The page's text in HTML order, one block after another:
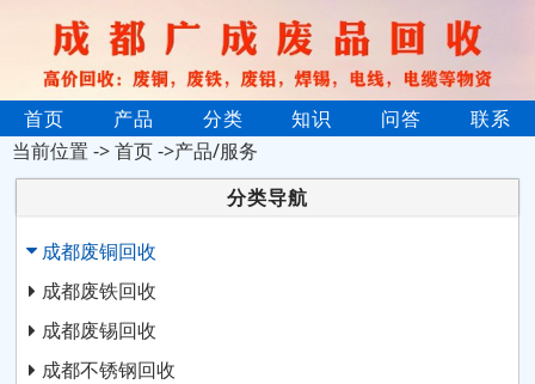
首页 产品 分类 知识 问答
联系
当前位置 ->首页->产品/服务
分类导航
成都废铜回收
成都废铁回收
成都废锡回收
成都不锈钢回收